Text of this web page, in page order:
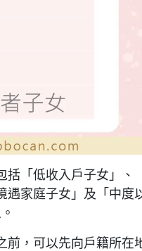
「低收入戶子女」、
遇家庭子女」及「中度
前，可以先向戶籍所在